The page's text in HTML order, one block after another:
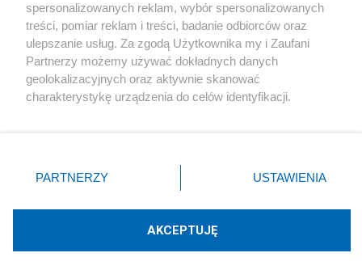
X Facebook Instagram Youtube
Technologię dostarcza:W3media.pl
spersonalizowanych reklam, wybór spersonalizowanych
treści, pomiar reklam i treści, badanie odbiorców oraz
ulepszanie usług. Za zgodą Użytkownika my i Zaufani
Partnerzy możemy używać dokładnych danych
geolokalizacyjnych oraz aktywnie skanować
charakterystykę urządzenia do celów identyfikacji.
zmienić/wycofać klikając przycisk ustawień prywatności
znajdujący się w lewym dolnym rogu strony
rodzaje przetwarzania danych nie wymagają zgody
użytkownika, ale masz prawo sprzeciwić się takiemu
PARTNERZY USTAWIENIA
AKCEPTUJĘ